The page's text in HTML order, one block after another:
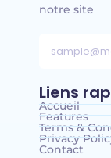
notre site
Liens
Accueil
Features
Terms &
Privacy
Contact